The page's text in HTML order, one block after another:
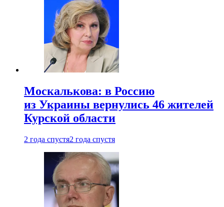
Москалькова: в Россию
из Украины вернулись 46 жителей
Курской области
2 года спустя2 года спустя